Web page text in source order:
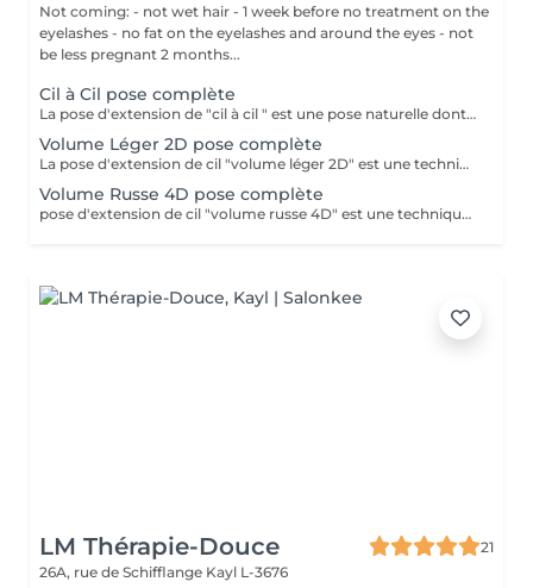
Not coming: - not wet hair - 1 week before no treatment on the
eyelashes - no fat on the eyelashes and around the eyes - not
be less pregnant 2 months...
Cil à Cil pose complète
La pose d'extension de "cil à cil " est une pose naturelle dont la technique consiste à poser 1 extension de cil sur chaque cils naturels.
Volume Léger 2D pose complète
La pose d'extension de cil "volume léger 2D" est une technique qui consiste à poser un bouquet de plusieurs extension de cils (2 cils) sur un cil naturel. Cela permet de créer plus de volume et d'intensité sur le regard
Volume Russe 4D pose complète
pose d'extension de cil "volume russe 4D" est une technique qui consiste à poser un bouquet de plusieurs extension de cils (4 cils) sur un cil naturel. Cela permet de créer plus de volume et d'intensité sur le regard
LM Thérapie-Douce
21
26A, rue de Schifflange Kayl L-3676